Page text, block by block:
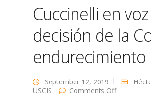
Cuccinelli en
decisión de la
endurecimiento
September 12, 2019
USCIS
Comments Offon